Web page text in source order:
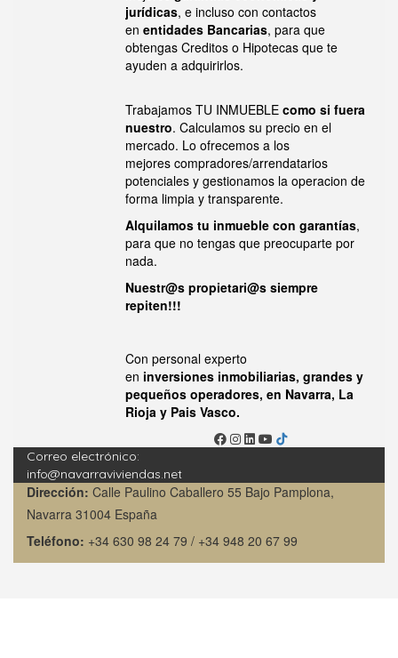
jurídicas, e incluso con contactos
en entidades Bancarias, para que
obtengas Creditos o Hipotecas que te
ayuden a adquirirlos.
Trabajamos TU INMUEBLE como si fuera
nuestro. Calculamos su precio en el
mercado. Lo ofrecemos a los
mejores compradores/arrendatarios
potenciales y gestionamos la operacion de
forma limpia y transparente.
Alquilamos tu inmueble con garantías,
para que no tengas que preocuparte por
nada.
Nuestr@s propietari@s siempre
repiten!!!
Con personal experto
en inversiones inmobiliarias, grandes y
pequeños operadores, en Navarra, La
Rioja y Pais Vasco.
Correo electrónico:
info@navarraviviendas.net
Dirección: Calle Paulino Caballero 55 Bajo Pamplona,
Navarra 31004 España
Teléfono: +34 630 98 24 79 / +34 948 20 67 99